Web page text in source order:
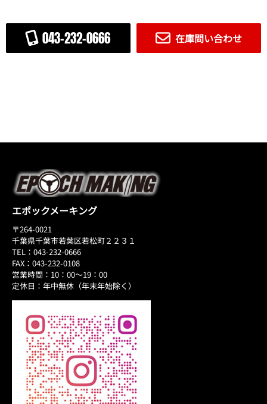
043-232-0666 在庫問い合わせ
エポックメーキング
〒264-0021
千葉県千葉市若葉区若松町２２３１
TEL：043-232-0666
FAX：043-232-0108
営業時間：10：00～19：00
定休日：年中無休（年末年始除く）